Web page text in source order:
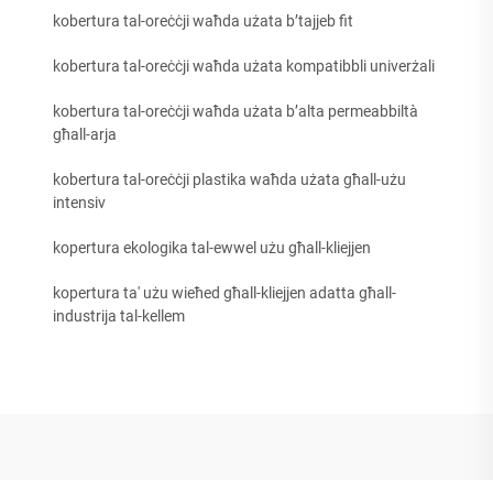
kobertura tal-oreċċji waħda użata b’tajjeb fit
kobertura tal-oreċċji waħda użata kompatibbli univerżali
kobertura tal-oreċċji waħda użata b’alta permeabbiltà
għall-arja
kobertura tal-oreċċji plastika waħda użata għall-użu
intensiv
kopertura ekologika tal-ewwel użu għall-kliejjen
kopertura ta' użu wieħed għall-kliejjen adatta għall-
industrija tal-kellem